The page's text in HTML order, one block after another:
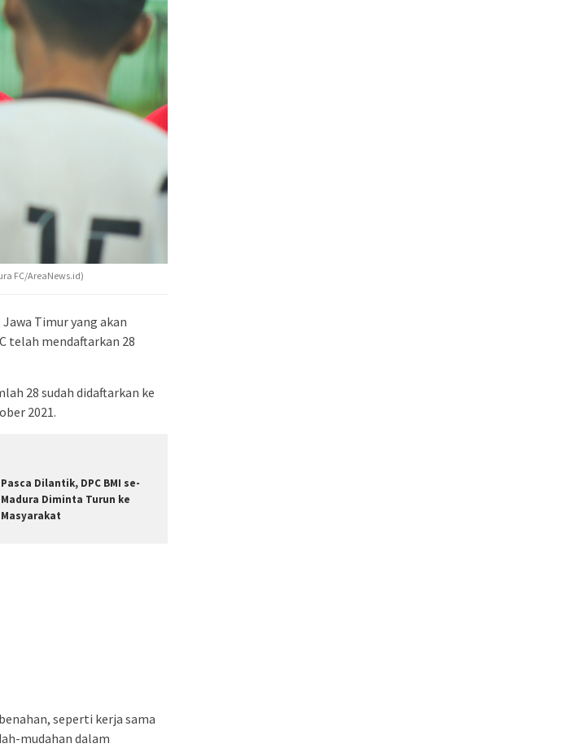
FC/AreaNews.id)
Timur yang akan
telah mendaftarkan 28
28 sudah didaftarkan ke
2021.
Pasca Dilantik, DPC BMI se-
Madura Diminta Turun ke
Masyarakat
seperti kerja sama
mudahan dalam